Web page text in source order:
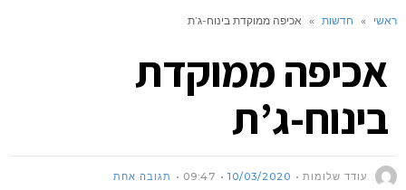
ראשי » חדשות » אכיפה ממוקדת בינוח-ג’ת
אכיפה ממוקדת
בינוח-ג’ת
עודד שלומות 10/03/2020
09:47 תגובה אחת